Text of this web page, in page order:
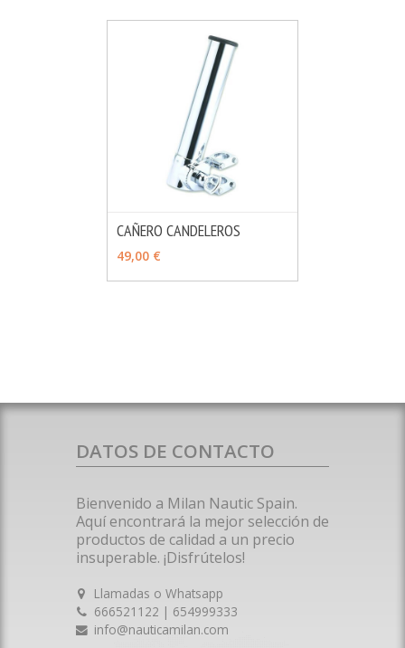
CAÑERO CANDELEROS
49,00 €
DATOS DE CONTACTO
Bienvenido a Milan Nautic Spain.
Aquí encontrará la mejor selección de
productos de calidad a un precio
insuperable. ¡Disfrútelos!
Llamadas o Whatsapp
666521122 | 654999333
info@nauticamilan.com